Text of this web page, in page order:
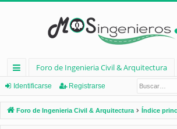
nl
ac
es
Foro de Ingenieria Civil & Arquitectura
Identificarse Registrarse
Foro de Ingenieria Civil & Arquitectura Índice